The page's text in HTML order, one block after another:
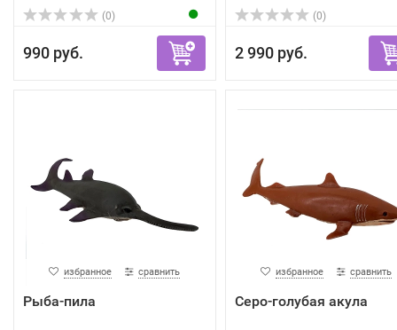
(0)
990 руб.
(0)
2 990 руб.
избранное сравнить
Рыба-пила
избранное сравнить
Серо-голубая акула